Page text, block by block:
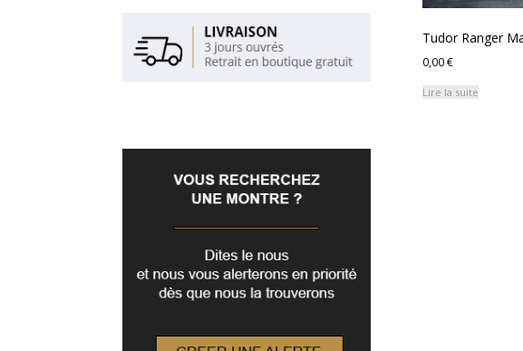
Tudor Ranger
0,00€
Lire la suite